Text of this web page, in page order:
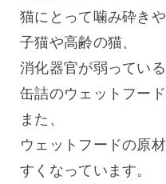
猫にとって噛み砕き
子猫や高齢の猫、
消化器官が弱っている
缶詰のウェットフー
また、
ウェットフードの原
すくなっています。